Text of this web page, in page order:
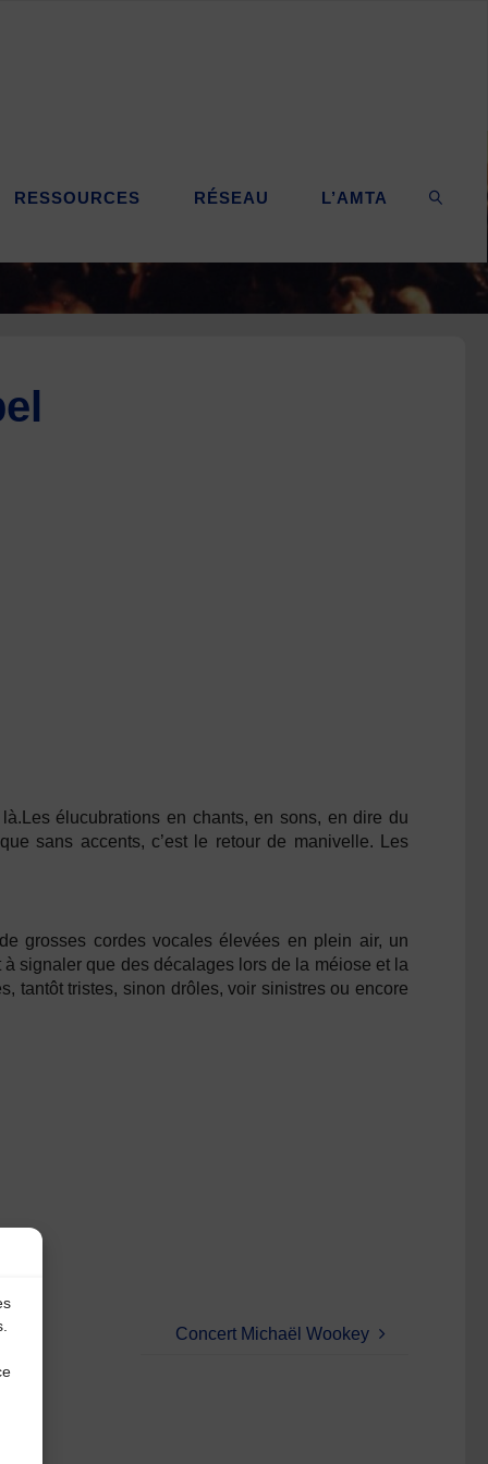
RESSOURCES RÉSEAU L’AMTA
élucubrations en chants, en sons, en dire du
sans accents, c’est le retour de manivelle. Les
grosses cordes vocales élevées en plein air, un
signaler que des décalages lors de la méiose et la
tantôt tristes, sinon drôles, voir sinistres ou encore
Concert Michaël Wookey